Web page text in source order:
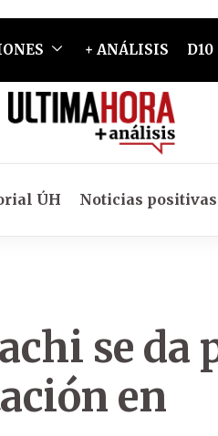
+ ANÁLISIS D10
ÚH Noticias positivas
se da
en